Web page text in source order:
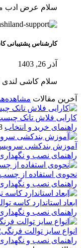
سلام عرض ادب
کارشناس پشتیبانی
آذر 26, 1403
سلام کاشی لندی
آخرین مقالات
کارایی فلاش تانک
راهنمای خرید و انتخاب 8
آموزش بندکشی
راهنمای نصب و
نحوه‌ی استفاده از
راهنمای نصب و
ابعاد استاندارد
راهنمای نصب و
انواع سایز توالت
راهنمای نصب و